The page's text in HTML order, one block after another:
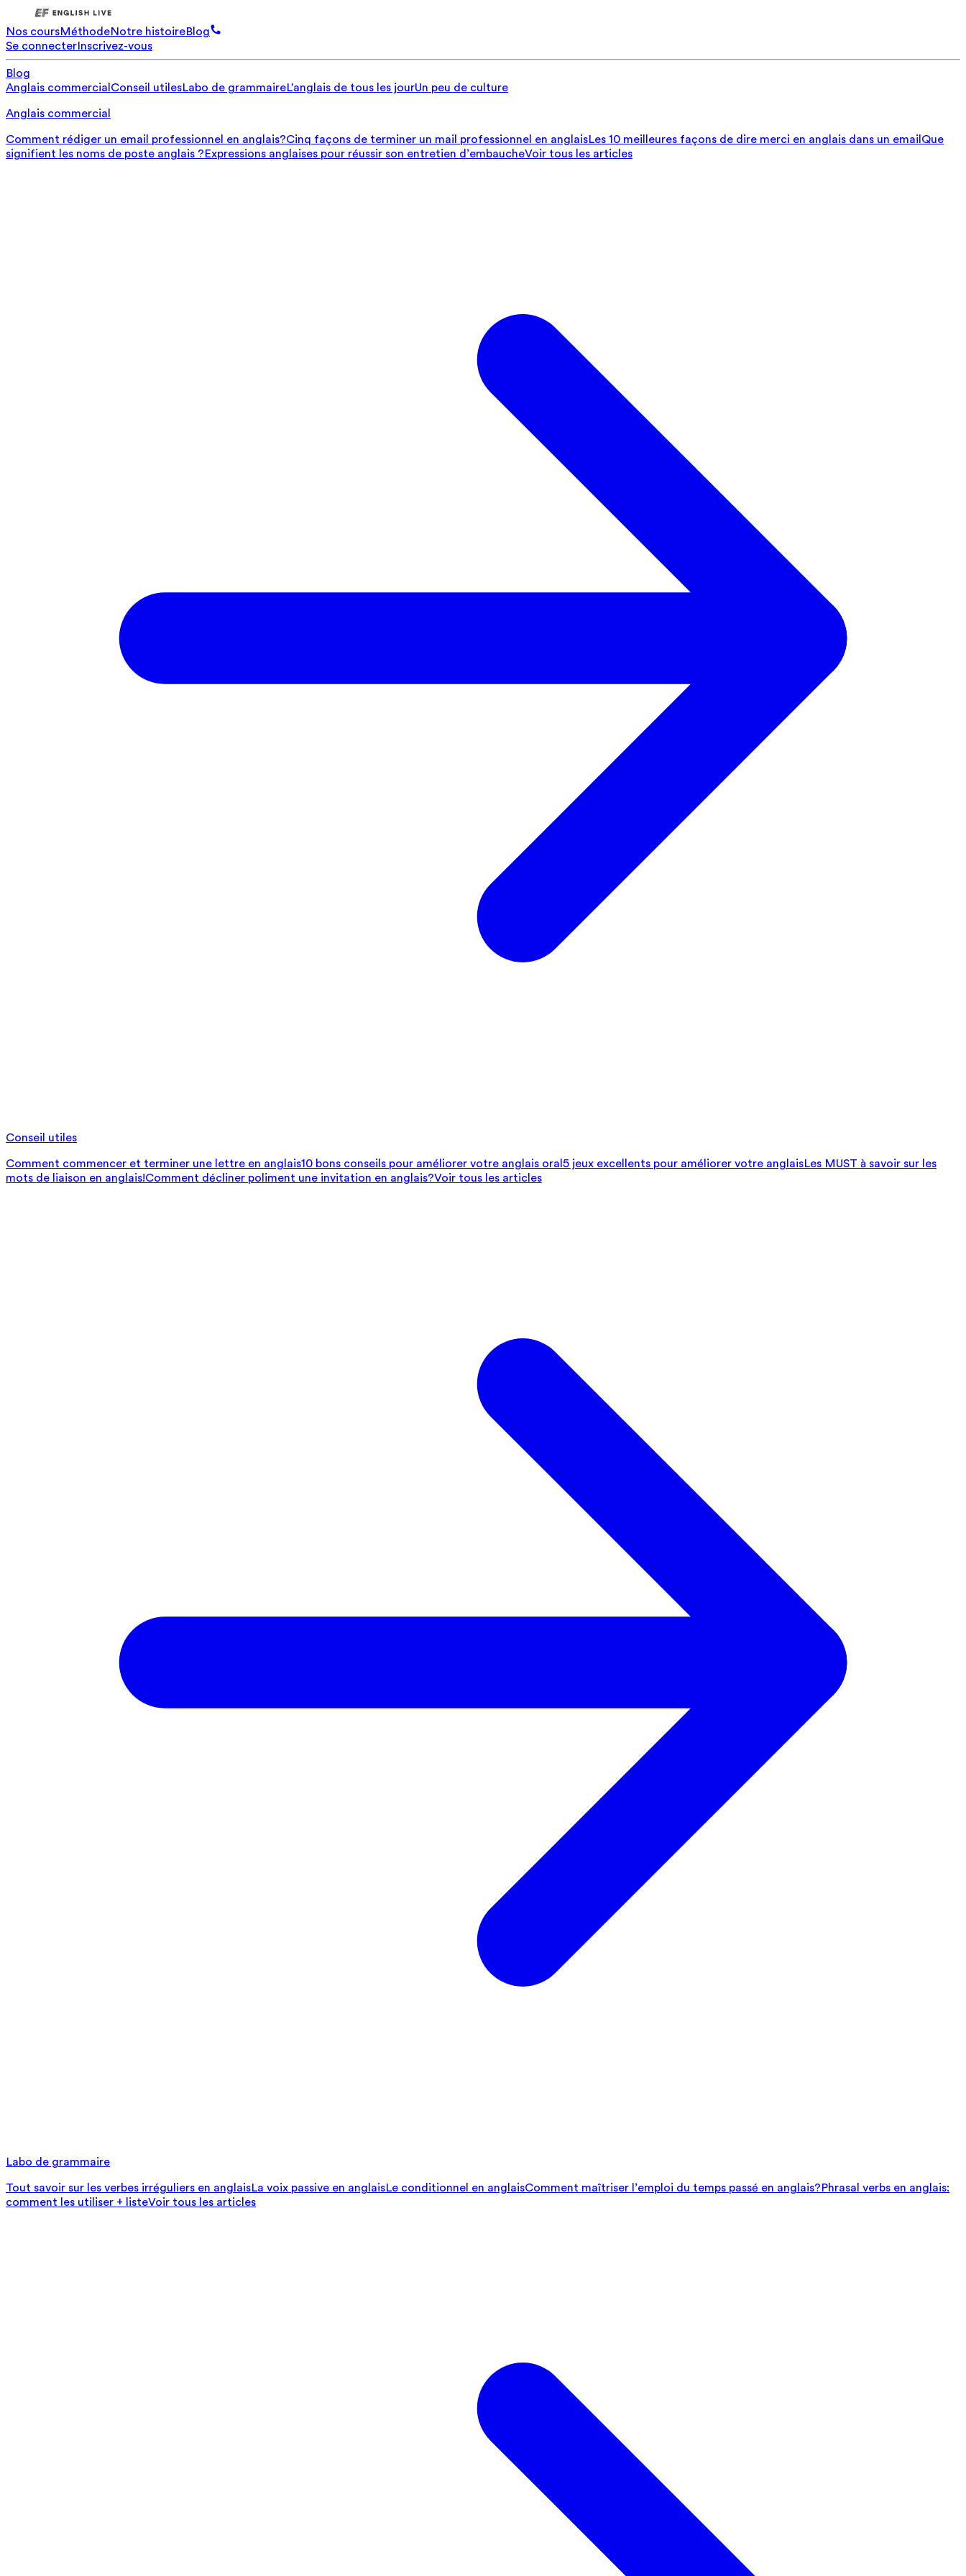
Nos coursMéthodeNotre histoireBlog
Se connecterInscrivez-vous
Blog
Anglais commercial Conseil utilesLabo de grammaireL'anglais de tous les jourUn peu de culture
Anglais commercial
Comment rédiger un email professionnel en anglais?Cinq façons de terminer un mail professionnel en anglaisLes 10 meilleures façons de dire merci en anglais dans un email Que
signifient les noms de poste anglais ?Expressions anglaises pour réussir son entretien d’embaucheVoir tous les articles
Conseil utiles
Comment commencer et terminer une lettre en anglais10 bons conseils pour améliorer votre anglais oral 5 jeux excellents pour améliorer votre anglaisLes MUST à savoir sur les
mots de liaison en anglais!Comment décliner poliment une invitation en anglais?Voir tous les articles
Labo de grammaire
Tout savoir sur les verbes irréguliers en anglaisLa voix passive en anglaisLe conditionnel en anglaisComment maîtriser l’emploi du temps passé en anglais?Phrasal verbs en anglais:
comment les utiliser + listeVoir tous les articles